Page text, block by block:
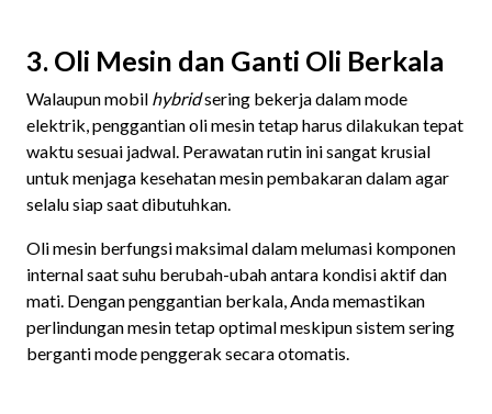
3. Oli Mesin dan Ganti Oli Berkala
Walaupun mobil hybridsering bekerja dalam mode
elektrik, penggantian oli mesin tetap harus dilakukan tepat
waktu sesuai jadwal. Perawatan rutin ini sangat krusial
untuk menjaga kesehatan mesin pembakaran dalam agar
selalu siap saat dibutuhkan.
Oli mesin berfungsi maksimal dalam melumasi komponen
internal saat suhu berubah-ubah antara kondisi aktif dan
mati. Dengan penggantian berkala, Anda memastikan
perlindungan mesin tetap optimal meskipun sistem sering
berganti mode penggerak secara otomatis.